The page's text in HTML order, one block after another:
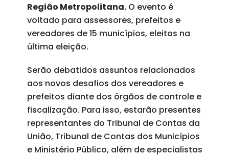
Região Metropolitana.O evento é
voltado para assessores, prefeitos e
vereadores de 15 municípios, eleitos na
última eleição.
Serão debatidos assuntos relacionados
aos novos desafios dos vereadores e
prefeitos diante dos órgãos de controle e
fiscalização. Para isso, estarão presentes
representantes do Tribunal de Contas da
União, Tribunal de Contas dos Municípios
e Ministério Público, além de especialistas